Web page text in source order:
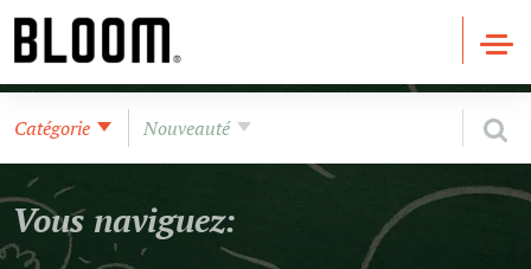
Catégorie Nouveauté
Vous naviguez: